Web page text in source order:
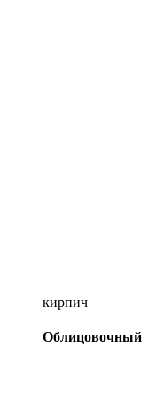
кирпич
Облицовочный